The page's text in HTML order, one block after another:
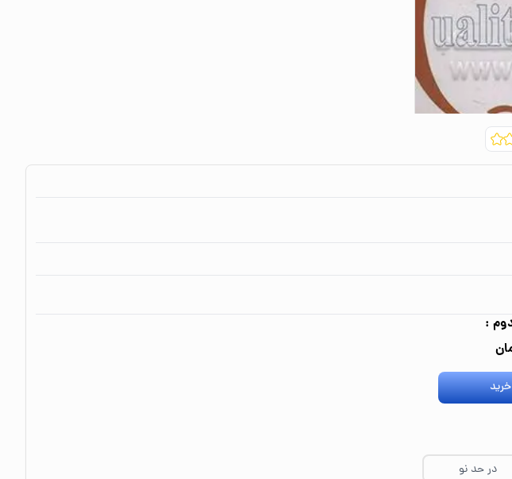
:
در حد نو